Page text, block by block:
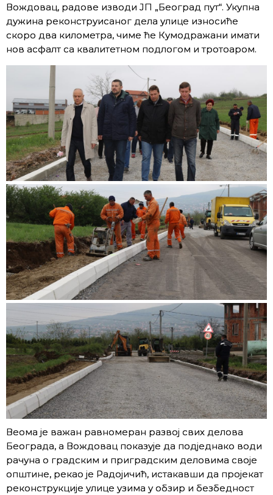
Вождовац, радове изводи ЈП „Београд пут“. Укупна
дужина реконструисаног дела улице износиће
скоро два километра, чиме ће Кумодражани имати
нов асфалт са квалитетном подлогом и тротоаром.
Веома је важан равномеран развој свих делова
Београда, а Вождовац показује да подједнако води
рачуна о градским и приградским деловима своје
општине, рекао је Радојичић, истакавши да пројекат
реконструкције улице узима у обзир и безбедност